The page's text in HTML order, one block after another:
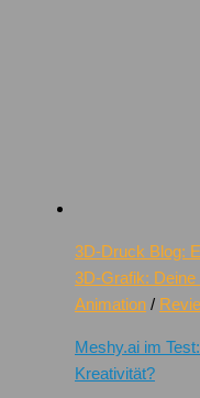
3D-Druck Blog:
3D-Grafik:
Animation /
Meshy.ai im
Kreativität?